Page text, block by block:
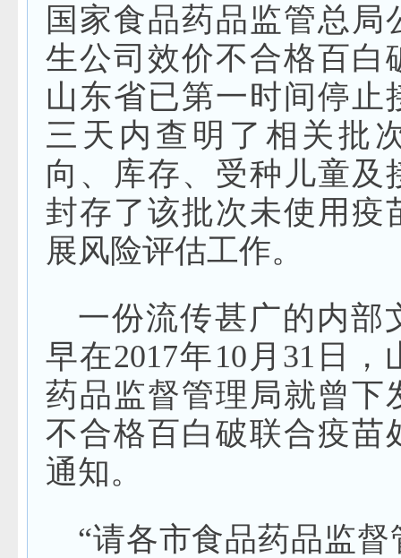
国家食品药品监管总局
生公司效价不合格百白
山东省已第一时间停止
三天内查明了相关批
向、库存、受种儿童及
封存了该批次未使用疫
展风险评估工作。
一份流传甚广的内部
早在2017年10月31日，
药品监督管理局就曾下
不合格百白破联合疫苗
通知。
“请各市食品药品监